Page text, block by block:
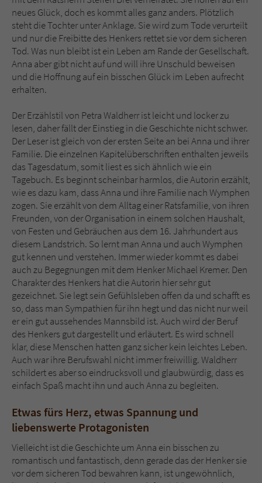
neues Glück, doch es kommt alles ganz anders. Plötzlich
steht die Tochter unter Anklage. Sie wird zum Tode verurteilt
und nur die Freibitte des Henkers rettet sie vor dem sicheren
Tod. Was nun bleibt ist ein Leben am Rande der Gesellschaft.
Anna aber gibt nicht auf und will ihre Unschuld beweisen
und die Hoffnung auf ein bisschen Glück im Leben aufrecht
erhalten.
Der Erzählstil von Petra Waldherr ist leicht und locker zu
lesen, daher fällt der Einstieg in die Geschichte nicht schwer.
Der Leser ist gleich von der ersten Seite an bei Anna und ihrer
Familie. Die einzelnen Kapitelüberschriften enthalten jeweils
das Tagesdatum, somit liest es sich ähnlich wie ein
Tagebuch. Es beginnt scheinbar harmlos, die Autorin erzählt,
wie es dazu kam, dass Anna und ihre Familie nach Wymphen
zogen. Sie erzählt von dem Alltag einer Ratsfamilie, von ihren
Freunden, von der Organisation in einem solchen Haushalt,
von Festen und Gebräuchen aus dem 16. Jahrhundert aus
diesem Landstrich. So lernt man Anna und auch Wymphen
gut kennen und verstehen. Immer wieder kommt es dabei
auch zu Begegnungen mit dem Henker Michael Kremer. Den
Charakter des Henkers hat die Autorin hier sehr gut
gezeichnet. Sie legt sein Gefühlsleben offen da und schafft es
so, dass man Sympathien für ihn hegt und das nicht nur weil
er ein gut aussehendes Mannsbild ist. Auch wird der Beruf
des Henkers gut dargestellt und erläutert. Es wird schnell
klar, diese Menschen hatten ganz sicher kein leichtes Leben.
Auch war ihre Berufswahl nicht immer freiwillig. Waldherr
schildert es aber so eindrucksvoll und glaubwürdig, dass es
einfach Spaß macht ihn und auch Anna zu begleiten.
Etwas fürs Herz, etwas Spannung und
liebenswerte Protagonisten
Vielleicht ist die Geschichte um Anna ein bisschen zu
romantisch und fantastisch, denn gerade das der Henker sie
vor dem sicheren Tod bewahren kann, ist ungewöhnlich,
Sicherheitscode des Kontaktformulars zu
überprüfen.